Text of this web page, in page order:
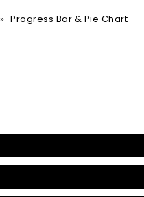
» Progress Bar & Pie Chart